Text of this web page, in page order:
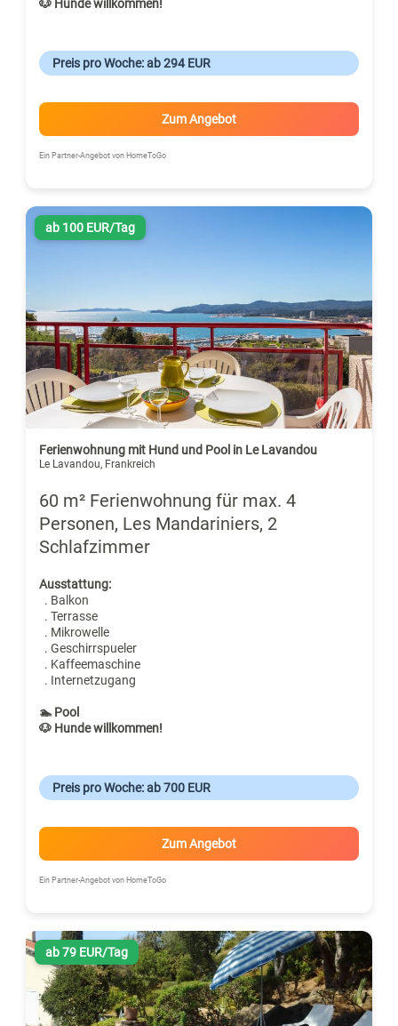
🐶 Hunde willkommen!
Preis pro Woche: ab 294 EUR
Zum Angebot
Ein Partner-Angebot von HomeToGo
ab 100 EUR/Tag
Ferienwohnung mit Hund und Pool in Le Lavandou
Le Lavandou, Frankreich
60 m² Ferienwohnung für max. 4
Personen, Les Mandariniers, 2
Schlafzimmer
Ausstattung:
. Balkon
. Terrasse
. Mikrowelle
. Geschirrspueler
. Kaffeemaschine
. Internetzugang
🏊 Pool
🐶 Hunde willkommen!
Preis pro Woche: ab 700 EUR
Zum Angebot
Ein Partner-Angebot von HomeToGo
ab 79 EUR/Tag